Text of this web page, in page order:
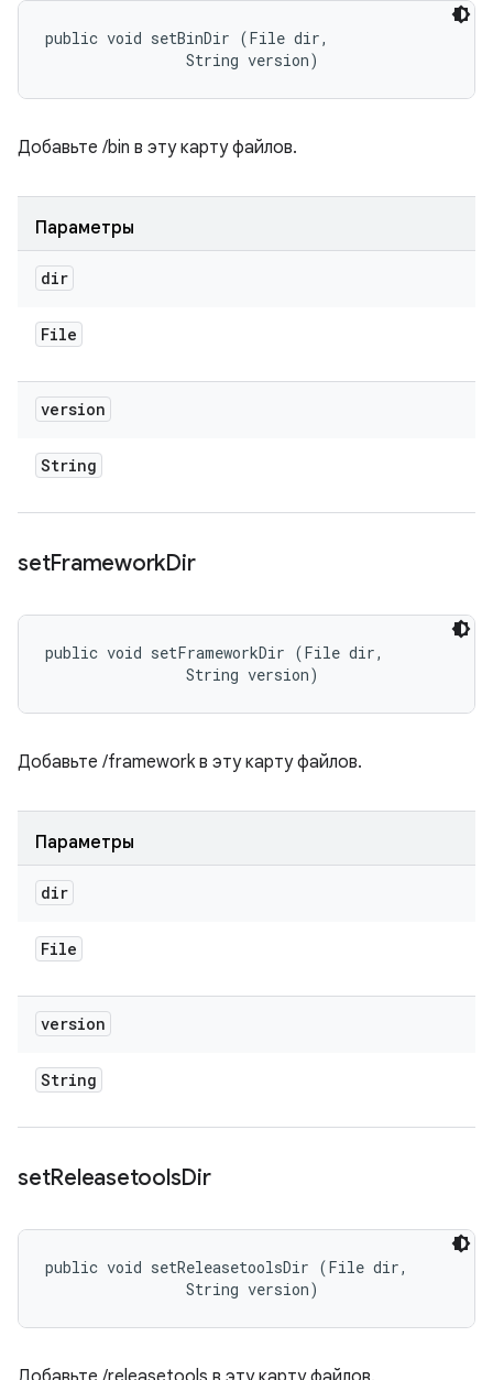
public void setBinDir (File dir,
                String version)
Добавьте /bin в эту карту файлов.
Параметры
dir
File
version
String
setFrameworkDir
public void setFrameworkDir (File dir,
                String version)
Добавьте /framework в эту карту файлов.
Параметры
dir
File
version
String
setReleasetoolsDir
public void setReleasetoolsDir (File dir,
                String version)